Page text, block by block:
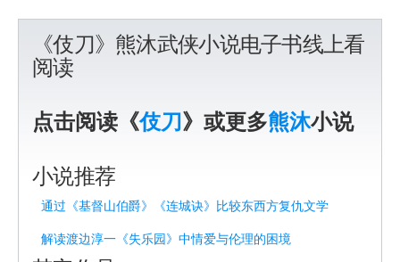
《伎刀》熊沐武侠小说电子书线上看
阅读
点击阅读《伎刀 》或更多熊沐小说
小说推荐
通过《基督山伯爵》《连城诀》比较东西方复仇文学
解读渡边淳一《失乐园》中情爱与伦理的困境